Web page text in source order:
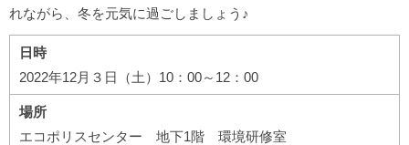
れながら、冬を元気に過ごしましょう♪
日時
2022年12月３日（土）10：00～12：00
場所
エコポリスセンター 地下1階 環境研修室